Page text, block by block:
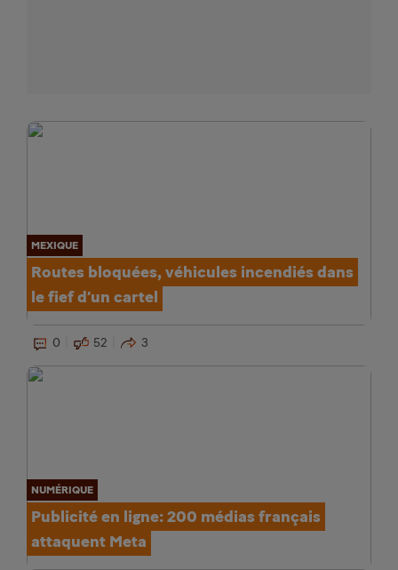
MEXIQUE
Routes bloquées, véhicules incendiés dans
le fief d’un cartel
0 52 3
NUMÉRIQUE
Publicité en ligne: 200 médias français
attaquent Meta